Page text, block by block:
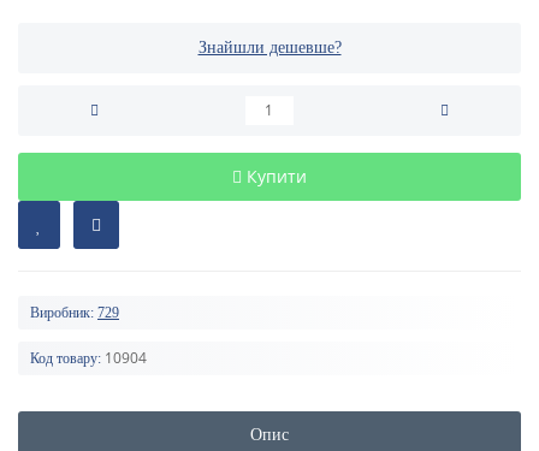
Знайшли дешевше?
Купити
Виробник: 729
Код товару: 10904
Опис